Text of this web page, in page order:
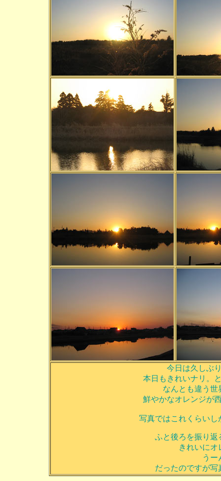
今日は久しぶ
本日もきれいナリ。
なんとも違う世
鮮やかなオレンジが
写真ではこれくらい
ふと後ろを振り返
きれいにオ
うー
だったのですが